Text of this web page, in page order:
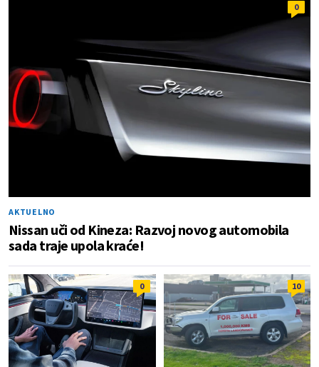
0
AKTUELNO
Nissan uči od Kineza: Razvoj novog automobila
sada traje upola kraće!
0 10